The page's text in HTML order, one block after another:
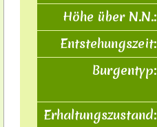
Höhe über N.N.:
Entstehungszeit:
Burgentyp:
Erhaltungszustand: